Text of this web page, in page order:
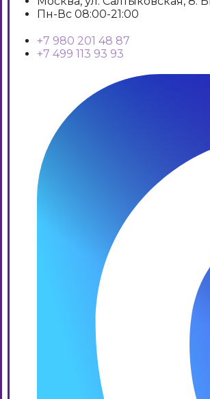
Пн-Вс 08:00-21:00
+7 980 201 48 87
+7 499 113 93 93